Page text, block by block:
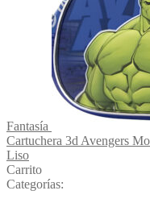
Fantasía
Cartuchera 3d Avengers
Liso
Carrito
Categorías: